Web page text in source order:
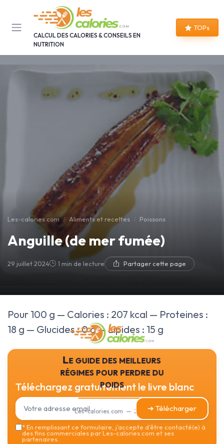
CALCUL DES CALORIES & CONSEILS EN
NUTRITION
TOPs
Les-calories.com Aliments et recettes Poissons
Anguille (de mer fumée)
29 juillet 2024 1 min de lecture Partager cette page
Pour 100 g — Calories : 207 kcal — Proteines :
18 g — Glucides : 0 g — Lipides : 15 g
Le guide des meilleurs
régimes pour perdre du
poids
Les-calories.com — 2026
Téléchargez gratuitement le livre blanc
➔ Télécharger
*En remplissant ce formulaire, j’accepte d’être contacté(e) à
des fins commerciales par Les-calories.com et ses
partenaires.
Panneau de gestion des cookies